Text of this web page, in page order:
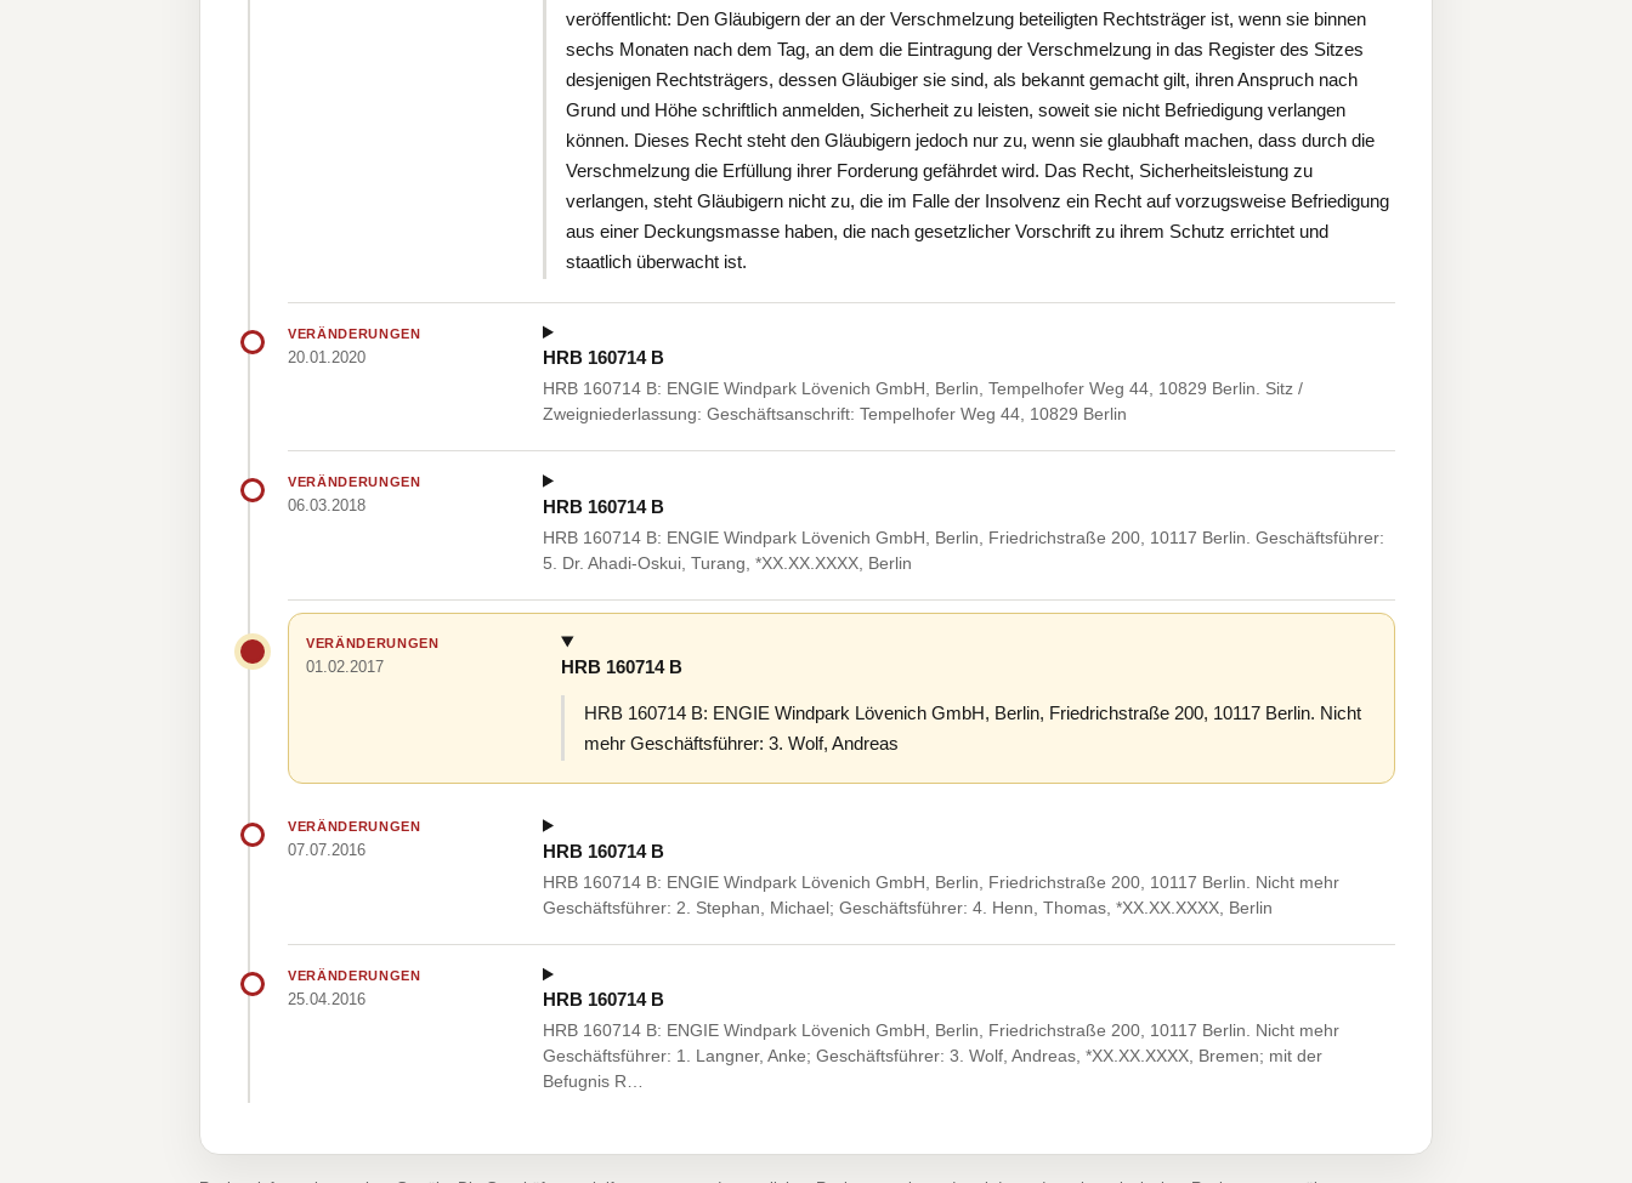
veröffentlicht: Den Gläubigern der an der Verschmelzung beteiligten Rechtsträger ist, wenn sie binnen
sechs Monaten nach dem Tag, an dem die Eintragung der Verschmelzung in das Register des Sitzes
desjenigen Rechtsträgers, dessen Gläubiger sie sind, als bekannt gemacht gilt, ihren Anspruch nach
Grund und Höhe schriftlich anmelden, Sicherheit zu leisten, soweit sie nicht Befriedigung verlangen
können. Dieses Recht steht den Gläubigern jedoch nur zu, wenn sie glaubhaft machen, dass durch die
Verschmelzung die Erfüllung ihrer Forderung gefährdet wird. Das Recht, Sicherheitsleistung zu
verlangen, steht Gläubigern nicht zu, die im Falle der Insolvenz ein Recht auf vorzugsweise Befriedigung
aus einer Deckungsmasse haben, die nach gesetzlicher Vorschrift zu ihrem Schutz errichtet und
staatlich überwacht ist.
VERÄNDERUNGEN
20.01.2020 HRB 160714 B
HRB 160714 B: ENGIE Windpark Lövenich GmbH, Berlin, Tempelhofer Weg 44, 10829 Berlin. Sitz /
Zweigniederlassung: Geschäftsanschrift: Tempelhofer Weg 44, 10829 Berlin
VERÄNDERUNGEN
06.03.2018 HRB 160714 B
HRB 160714 B: ENGIE Windpark Lövenich GmbH, Berlin, Friedrichstraße 200, 10117 Berlin. Geschäftsführer:
5. Dr. Ahadi-Oskui, Turang, *XX.XX.XXXX, Berlin
VERÄNDERUNGEN
01.02.2017 HRB 160714 B
HRB 160714 B: ENGIE Windpark Lövenich GmbH, Berlin, Friedrichstraße 200, 10117 Berlin. Nicht
mehr Geschäftsführer: 3. Wolf, Andreas
VERÄNDERUNGEN
07.07.2016 HRB 160714 B
HRB 160714 B: ENGIE Windpark Lövenich GmbH, Berlin, Friedrichstraße 200, 10117 Berlin. Nicht mehr
Geschäftsführer: 2. Stephan, Michael; Geschäftsführer: 4. Henn, Thomas, *XX.XX.XXXX, Berlin
VERÄNDERUNGEN
25.04.2016 HRB 160714 B
HRB 160714 B: ENGIE Windpark Lövenich GmbH, Berlin, Friedrichstraße 200, 10117 Berlin. Nicht mehr
Geschäftsführer: 1. Langner, Anke; Geschäftsführer: 3. Wolf, Andreas, *XX.XX.XXXX, Bremen; mit der
Befugnis R…